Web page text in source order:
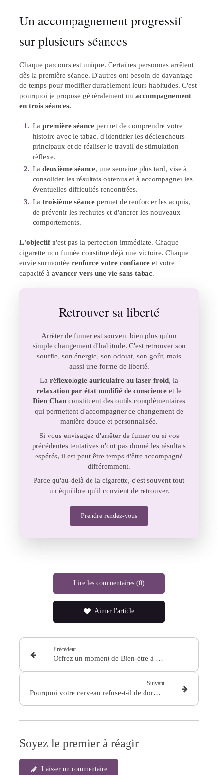
Un accompagnement progressif
sur plusieurs séances
Chaque parcours est unique. Certaines personnes arrêtent
dès la première séance. D'autres ont besoin de davantage
de temps pour modifier durablement leurs habitudes. C'est
pourquoi je propose généralement un accompagnement
en trois séances.
La première séance permet de comprendre votre
histoire avec le tabac, d'identifier les déclencheurs
principaux et de réaliser le travail de stimulation
réflexe.
La deuxième séance, une semaine plus tard, vise à
consolider les résultats obtenus et à accompagner les
éventuelles difficultés rencontrées.
La troisième séance permet de renforcer les acquis,
de prévenir les rechutes et d'ancrer les nouveaux
comportements.
L'objectif n'est pas la perfection immédiate. Chaque
cigarette non fumée constitue déjà une victoire. Chaque
envie surmontée renforce votre confiance et votre
capacité à avancer vers une vie sans tabac.
Retrouver sa liberté
Arrêter de fumer est souvent bien plus qu'un
simple changement d'habitude. C'est retrouver son
souffle, son énergie, son odorat, son goût, mais
aussi une forme de liberté.
La réflexologie auriculaire au laser froid, la
relaxation par état modifié de conscience et le
Dien Chan constituent des outils complémentaires
qui permettent d'accompagner ce changement de
manière douce et personnalisée.
Si vous envisagez d'arrêter de fumer ou si vos
précédentes tentatives n'ont pas donné les résultats
espérés, il est peut-être temps d'être accompagné
différemment.
Parce qu'au-delà de la cigarette, c'est souvent tout
un équilibre qu'il convient de retrouver.
Prendre rendez-vous
Lire les commentaires (0)
Aimer l'article
Précédent
Offrez un moment de Bien-être à La Côte-Saint-André
Suivant
Pourquoi votre cerveau refuse-t-il de dormir ? Comprendre les troubles du sommeil pour enfin retrouver des nuits réparatrices
Soyez le premier à réagir
Laisser un commentaire